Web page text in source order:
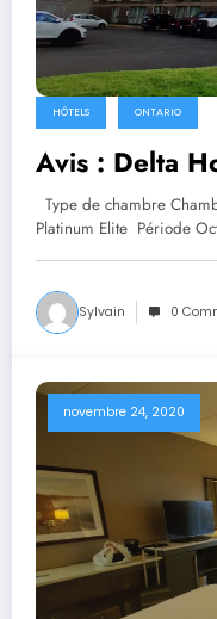
HÔTELS ONTARIO
Avis : Delta
Type de chambre
Platinum Elite Période
Sylvain 0
novembre 24, 2020